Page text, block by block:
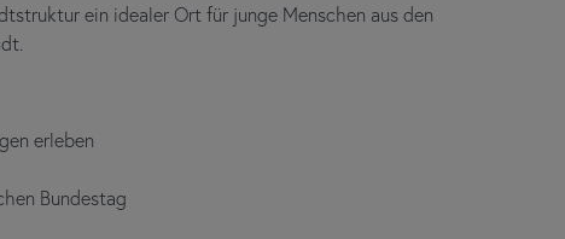
ein idealer Ort für junge Menschen aus den
erleben
Bundestag